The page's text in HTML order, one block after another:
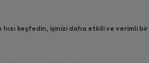
hızı keşfedin, işinizi daha etkili ve verimli